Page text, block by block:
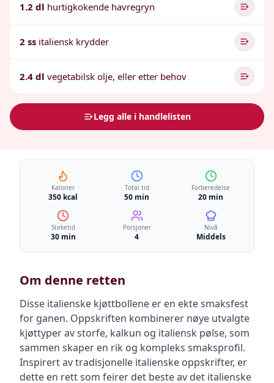
1.2 dl hurtigkokende havregryn
2 ss italiensk krydder
2.4 dl vegetabilsk olje, eller etter behov
Legg alle i handlelisten
Kalorier
350 kcal
Total tid
50 min
Forberedelse
20 min
Steketid
30 min
Porsjoner
4
Nivå
Middels
Om denne retten
Disse italienske kjøttbollene er en ekte smaksfest
for ganen. Oppskriften kombinerer nøye utvalgte
kjøttyper av storfe, kalkun og italiensk pølse, som
sammen skaper en rik og kompleks smaksprofil.
Inspirert av tradisjonelle italienske oppskrifter, er
dette en rett som feirer det beste av det italienske